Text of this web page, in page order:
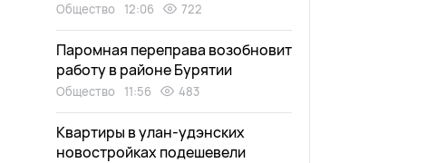
Общество 12:06 722
Паромная переправа возобновит
работу в районе Бурятии
Общество 11:56 483
Квартиры в улан-удэнских
новостройках подешевели